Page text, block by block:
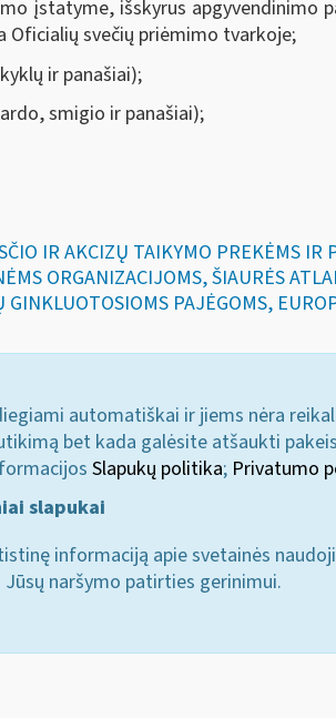
įstatyme, išskyrus apgyvendinimo
Oficialių svečių priėmimo tvarkoje;
ir panašiai);
smigio ir panašiai);
IR AKCIZŲ TAIKYMO PREKĖMS IR
ORGANIZACIJOMS, ŠIAURĖS
PAJĖGOMS,
automatiškai ir jiems nėra
bet kada galėsite atšaukti
Slapukų politika; Privatumo
slapukai
informaciją apie svetainės
naršymo patirties gerinimui.